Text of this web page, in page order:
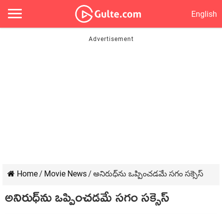
English
Home/ Movie News/ అనిరుధ్‌ను ఒప్పించడమే సగం సక్సెస్
అనిరుధ్‌ను ఒప్పించడమే సగం సక్సెస్